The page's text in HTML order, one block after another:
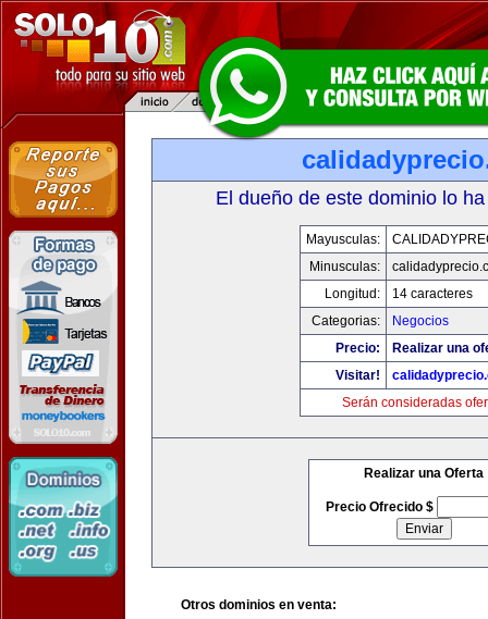
El dueño de este dominio lo
Mayusculas:
Minusculas:
Longitud:
14 caracteres
Categorias:
Negocios
Precio:
Realizar una
Visitar!
Serán consideradas
Realizar una Oferta
Precio Ofrecido $
Otros dominios en venta: